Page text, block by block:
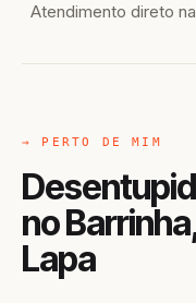
Atendimento direto
→ PERTO DE MIM
no
Lapa